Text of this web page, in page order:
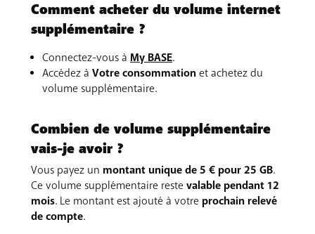
Comment acheter du volume internet
supplémentaire ?
Connectez-vous à My BASE.
Accédez à Votre consommation et achetez du
volume supplémentaire.
Combien de volume supplémentaire
vais-je avoir ?
Vous payez un montant unique de 5 € pour 25 GB.
Ce volume supplémentaire reste valable pendant 12
mois. Le montant est ajouté à votre prochain relevé
de compte.